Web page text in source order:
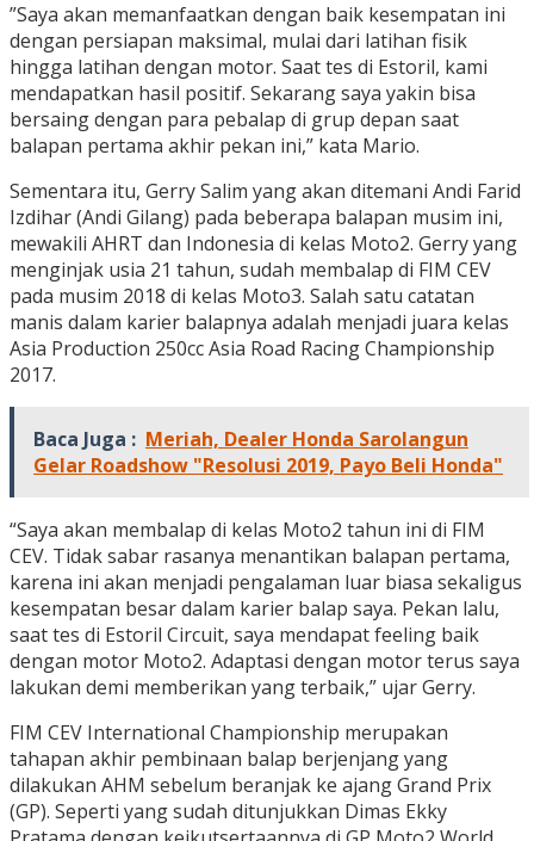
”Saya akan memanfaatkan dengan baik kesempatan ini
dengan persiapan maksimal, mulai dari latihan fisik
hingga latihan dengan motor. Saat tes di Estoril, kami
mendapatkan hasil positif. Sekarang saya yakin bisa
bersaing dengan para pebalap di grup depan saat
balapan pertama akhir pekan ini,” kata Mario.
Sementara itu, Gerry Salim yang akan ditemani Andi Farid
Izdihar (Andi Gilang) pada beberapa balapan musim ini,
mewakili AHRT dan Indonesia di kelas Moto2. Gerry yang
menginjak usia 21 tahun, sudah membalap di FIM CEV
pada musim 2018 di kelas Moto3. Salah satu catatan
manis dalam karier balapnya adalah menjadi juara kelas
Asia Production 250cc Asia Road Racing Championship
2017.
Baca Juga : Meriah, Dealer Honda Sarolangun
Gelar Roadshow "Resolusi 2019, Payo Beli Honda"
“Saya akan membalap di kelas Moto2 tahun ini di FIM
CEV. Tidak sabar rasanya menantikan balapan pertama,
karena ini akan menjadi pengalaman luar biasa sekaligus
kesempatan besar dalam karier balap saya. Pekan lalu,
saat tes di Estoril Circuit, saya mendapat feeling baik
dengan motor Moto2. Adaptasi dengan motor terus saya
lakukan demi memberikan yang terbaik,” ujar Gerry.
FIM CEV International Championship merupakan
tahapan akhir pembinaan balap berjenjang yang
dilakukan AHM sebelum beranjak ke ajang Grand Prix
(GP). Seperti yang sudah ditunjukkan Dimas Ekky